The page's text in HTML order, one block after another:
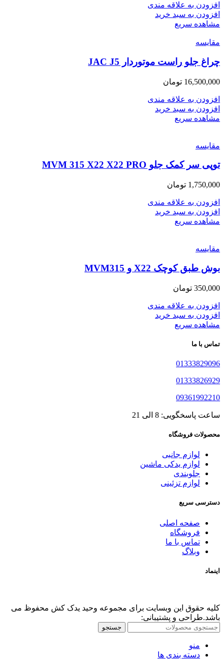
افزودن به علاقه مندی
افزودن به سبد خرید
مشاهده سریع
مقایسه
چراغ جلو راست موتوردار JAC J5
16,500,000 تومان
افزودن به علاقه مندی
افزودن به سبد خرید
مشاهده سریع
مقایسه
توپی سر کمک جلو MVM 315 X22 X22 PRO
1,750,000 تومان
افزودن به علاقه مندی
افزودن به سبد خرید
مشاهده سریع
مقایسه
بوش طبق کوچک X22 و MVM315
350,000 تومان
افزودن به علاقه مندی
افزودن به سبد خرید
مشاهده سریع
تماس با ما
01333829096
01333826929
09361992210
ساعت پاسخگویی: 8 الی 21
محصولات فروشگاه
لوازم جانبی
لوازم یدکی ماشین
جلوبندی
لوازم تزئینی
دسترسی سریع
صفحه اصلی
فروشگاه
تماس با ما
وبلاگ
اینماد
کلیه حقوق این وبسایت برای مجموعه وحید یدک کش محفوظ می
باشد.طراحی و پشتیبانی:
جستجو
منو
دسته بندی ها